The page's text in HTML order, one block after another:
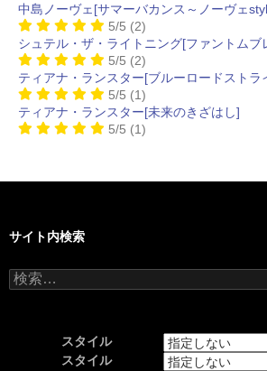
中島ノーヴェ[サマーバカンス～ノーヴェ
5/5 (2)
シュテル・ザ・ライトニング[ファントムブ
5/5 (2)
ティアナ・ランスター[ブルーロードストラ
5/5 (1)
ティアナ・ランスター[未来のきざはし]
5/5 (1)
サイト内検索
検
索:
スタイル
スタイル